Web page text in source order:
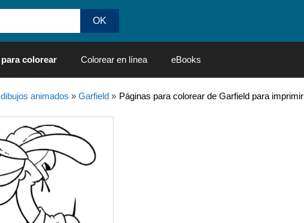
colorear Colorear en línea eBooks
animados » Garfield» Páginas para colorear de Garfield para imprimir